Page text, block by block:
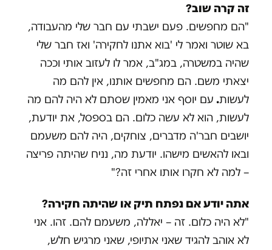
זה קרה שוב?
"הם מחפשים. פעם ישבתי עם חבר שלי מהעבודה,
בא שוטר ואמר לי 'בוא אתנו לחקירה' ואז חבר שלי
שהיה במשטרה, במג"ב, אמר לו לעזוב אותי וככה
יצאתי משם. הם מחפשים אותנו, אין להם מה
לעשות. עם יוסף אני מאמין שסתם לא היה להם מה
לעשות, הוא לא עשה כלום. הם בספסל, את יודעת,
יושבים חבר'ה מדברים, צוחקים, היה להם משעמם
ובאו להאשים מישהו. יודעת מה, נניח שהיתה פריצה
– למה לא חקרו אותו אחרי זה?"
אתה יודע אם נפתח תיק או שהיתה חקירה?
"לא היה כלום. זה – יאללה, משעמם להם. זהו. אני
לא אוהב להגיד שאני אתיופי, שאני מרגיש חלש,